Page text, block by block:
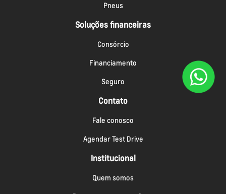
Pneus
Soluções financeiras
Consórcio
Financiamento
Seguro
Contato
Fale conosco
Agendar Test Drive
Institucional
Quem somos